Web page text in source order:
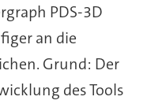
PDS-3D
an die
Grund: Der
des Tools